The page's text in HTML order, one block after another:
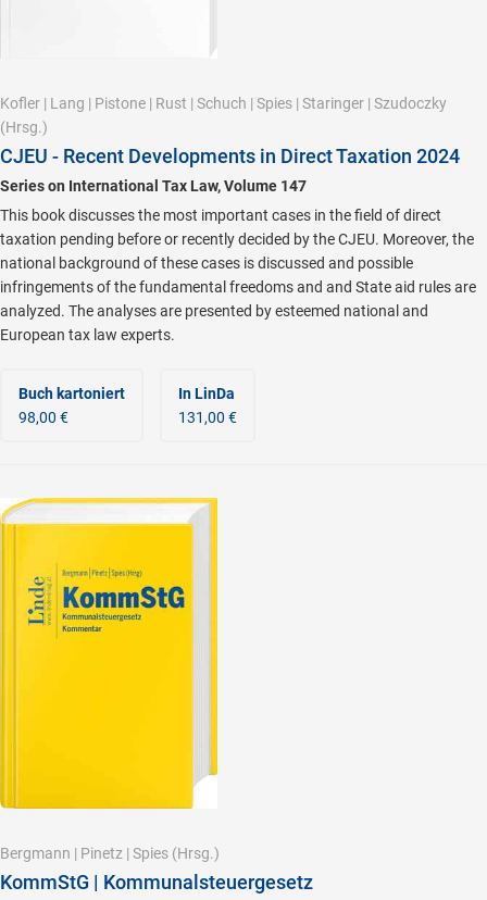
Kofler | Lang | Pistone | Rust | Schuch | Spies | Staringer | Szudoczky
(Hrsg.)
CJEU - Recent Developments in Direct Taxation 2024
Series on International Tax Law, Volume 147
This book discusses the most important cases in the field of direct
taxation pending before or recently decided by the CJEU. Moreover, the
national background of these cases is discussed and possible
infringements of the fundamental freedoms and and State aid rules are
analyzed. The analyses are presented by esteemed national and
European tax law experts.
Buch kartoniert
98,00 €
In LinDa
131,00 €
Bergmann | Pinetz | Spies (Hrsg.)
KommStG | Kommunalsteuergesetz